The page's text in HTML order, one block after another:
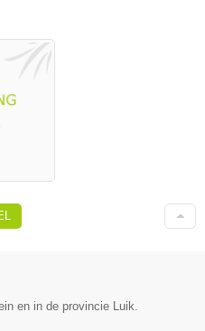
en in de provincie Luik.